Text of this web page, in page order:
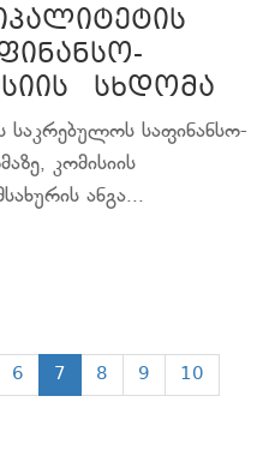
სხდომა
საკრებულოს საფინანსო-
კომისიის
ანგა...
6 7 8 9
10